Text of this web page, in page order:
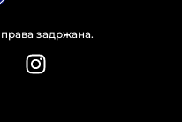
задржана.